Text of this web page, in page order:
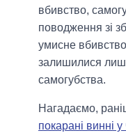
вбивство,
поводження зі
умисне вбивство
залишилися
самогубства.
Нагадаємо,
покарані винні